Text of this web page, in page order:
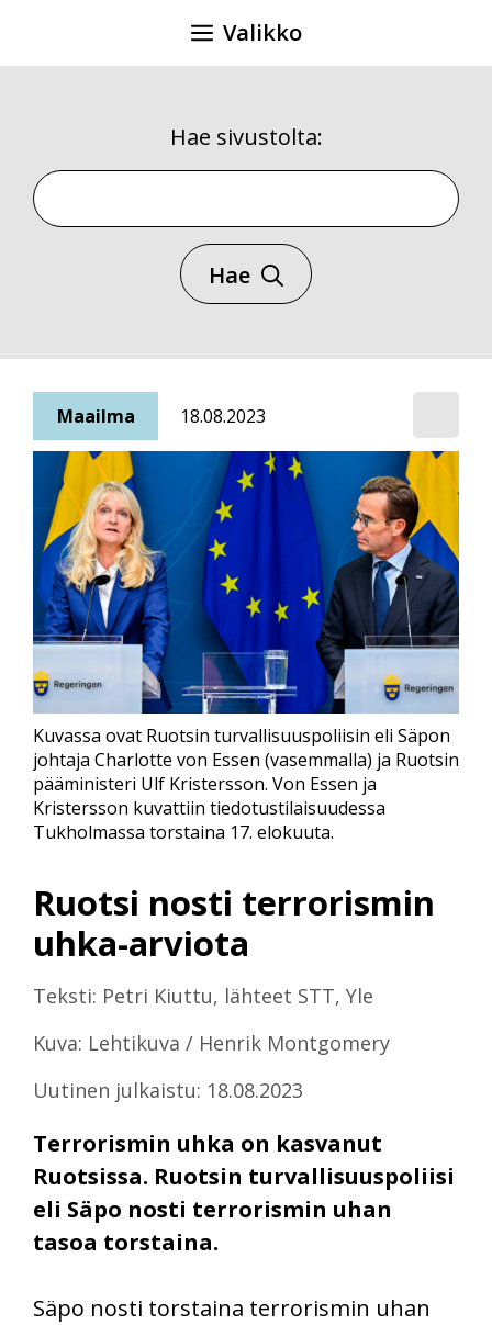
Valikko
Hae sivustolta:
Hae sivustolta
Hae
Maailma 18.08.2023
Ruotsi nosti terrorismin
uhka-arviota
Teksti: Petri Kiuttu, lähteet STT, Yle
Kuva: Lehtikuva / Henrik Montgomery
Uutinen julkaistu: 18.08.2023
Terrorismin uhka on kasvanut
Ruotsissa. Ruotsin turvallisuuspoliisi
eli Säpo nosti terrorismin uhan
tasoa torstaina.
Kuvassa ovat Ruotsin turvallisuuspoliisin eli Säpon
johtaja Charlotte von Essen (vasemmalla) ja Ruotsin
pääministeri Ulf Kristersson. Von Essen ja
Kristersson kuvattiin tiedotustilaisuudessa
Tukholmassa torstaina 17. elokuuta.
Säpo nosti torstaina terrorismin uhan